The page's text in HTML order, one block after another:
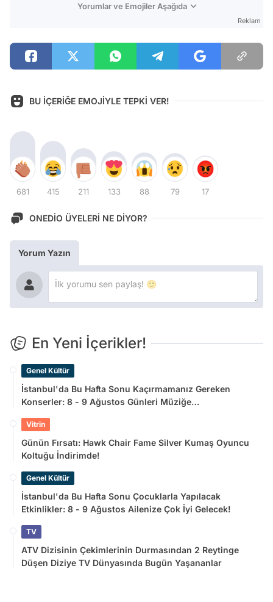
Yorumlar ve Emojiler Aşağıda
Reklam
BU İÇERİĞE EMOJİYLE TEPKİ VER!
681 415 211 133 88 79 17
ONEDİO ÜYELERİ NE DİYOR?
Yorum Yazın
En Yeni İçerikler!
Genel Kültür
İstanbul'da Bu Hafta Sonu Kaçırmamanız Gereken
Konserler: 8 - 9 Ağustos Günleri Müziğe
Vitrin
Günün Fırsatı: Hawk Chair Fame Silver Kumaş Oyuncu
Koltuğu İndirimde!
Genel Kültür
İstanbul'da Bu Hafta Sonu Çocuklarla Yapılacak
Etkinlikler: 8 - 9 Ağustos Ailenize Çok İyi Gelecek!
TV
ATV Dizisinin Çekimlerinin Durmasından 2 Reytinge
Düşen Diziye TV Dünyasında Bugün Yaşananlar